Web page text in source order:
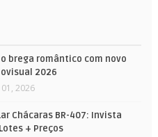
brega romântico com novo
2026
01, 2026
Chácaras BR-407: Invista
+ Preços